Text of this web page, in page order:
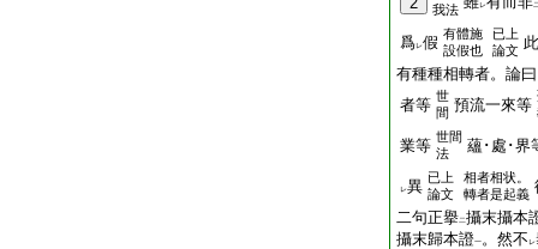
我法
レ
爲レ假 有體施
設假也
已上
論文
有種種相轉者。論
者等 世
間 預流一來等
業等 世間
法
蘊･處･界
レ異 已上
論文
相者相状。
轉者是起義
二句正擧二攝末攝本
攝末歸本證一。然不 レ